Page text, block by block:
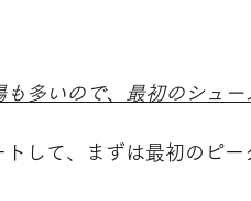
も多いので、最初のシュ
トして、まずは最初のピ